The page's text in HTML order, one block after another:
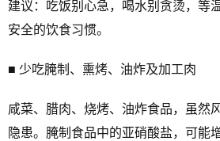
建议：吃饭别心急，喝水别贪烫，等
安全的饮食习惯。
■ 少吃腌制、熏烤、油炸及加工肉
咸菜、腊肉、烧烤、油炸食品，虽然
隐患。腌制食品中的亚硝酸盐，可能